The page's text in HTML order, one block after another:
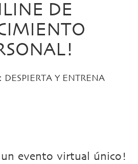
DE
DESPIERTA Y ENTRENA
un evento virtual único!